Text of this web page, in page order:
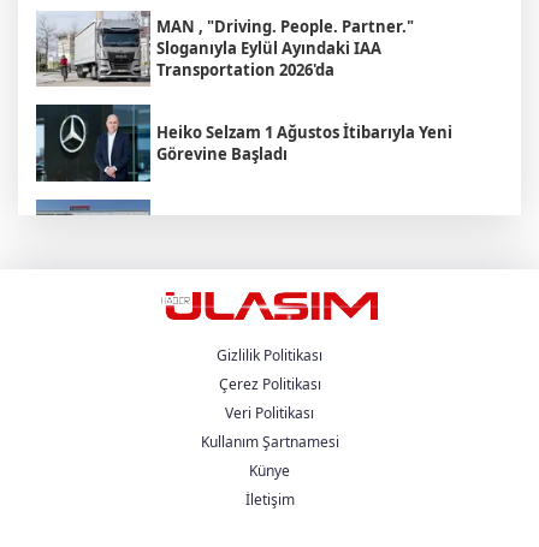
MAN , "Driving. People. Partner."
Sloganıyla Eylül Ayındaki IAA
Transportation 2026'da
Heiko Selzam 1 Ağustos İtibarıyla Yeni
Görevine Başladı
UND Genişletilmiş Yönetim Kurulu
Sponsorluğunda Kayseri’de Gerçekleştirildi
Metro Turizm’in Premium Tercihi Neoplan
Skyliner Oldu
Mercedes-Benz Türk Dijital Hizmetleriyle
Gizlilik Politikası
Çerez Politikası
Veri Politikası
Kullanım Şartnamesi
Künye
İletişim